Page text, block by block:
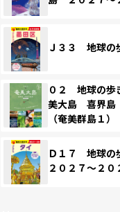
Ｊ３３ 地球
０２ 地球の
美大島 喜界島
（奄美群島１
Ｄ１７ 地球
２０２７～２０